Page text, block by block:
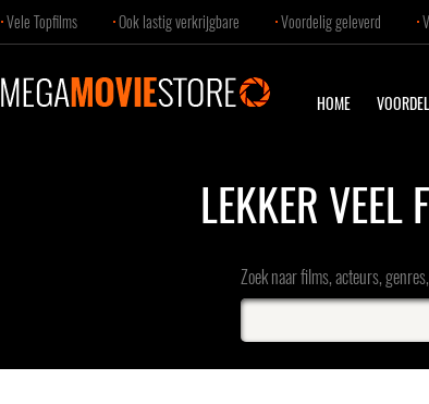
Vele Topfilms Ook lastig verkrijgbare Voordelig geleverd
HOME
LEKKER
Zoek naar films, acteurs,